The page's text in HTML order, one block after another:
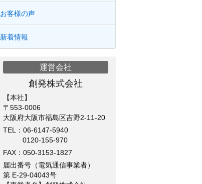
お客様の声
新着情報
運営会社
創発株式会社
【本社】
〒553-0006
大阪府大阪市福島区吉野2-11-20
TEL： 06-6147-5940
0120-155-970
FAX：050-3153-1827
届出番号（電気通信事業者）
第 E-29-04043号